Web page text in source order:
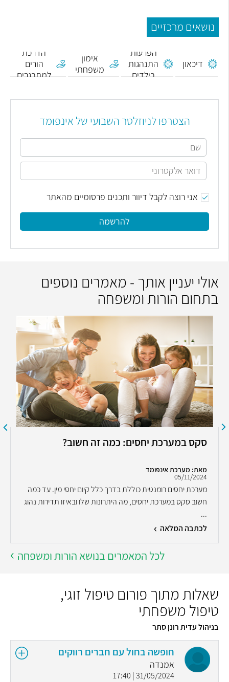
נושאים מרכזיים
דיכאון
הפרעות
התנהגות
בילדים
אימון
משפחתי
הדרכת
הורים
למתבגרים
הצטרפו לניוזלטר השבועי של אינפומד
אני רוצה לקבל דיוור ותכנים פרסומיים מהאתר
להרשמה
אולי יעניין אותך - מאמרים נוספים
בתחום הורות ומשפחה
סקס במערכת יחסים: כמה זה חשוב?
מאת: מערכת אינפומד
05/11/2024
מערכת יחסים רומנטית כוללת בדרך כלל קיום יחסי מין. עד כמה
חשוב סקס במערכת יחסים, מה היתרונות שלו ובאיזו תדירות נהוג
...
לכתבה המלאה
לכל המאמרים בנושא הורות ומשפחה
שאלות מתוך פורום טיפול זוגי,
טיפול משפחתי
בניהול עדית רונן סתר
חופשה בחול עם חברים רווקים
אמנדה
31/05/2024 | 17:40